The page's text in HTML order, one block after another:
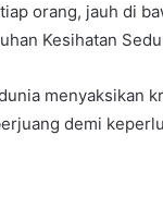
orang, jauh di
Kesihatan
menyaksikan
demi